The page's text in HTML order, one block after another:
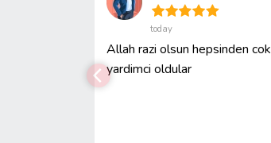
today
Allah razi olsun hepsinden cok
yardimci oldular